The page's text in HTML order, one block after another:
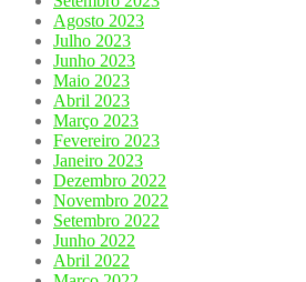
Agosto 2023
Julho 2023
Junho 2023
Maio 2023
Abril 2023
Março 2023
Fevereiro 2023
Janeiro 2023
Dezembro 2022
Novembro 2022
Setembro 2022
Junho 2022
Abril 2022